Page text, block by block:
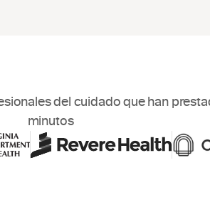
del cuidado que han
minutos